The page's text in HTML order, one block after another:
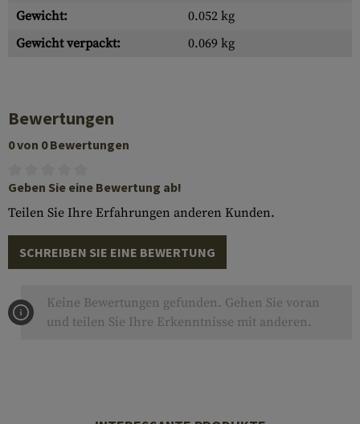
Gewicht:
0.052 kg
Gewicht verpackt:
0.069 kg
Bewertungen
0 von 0 Bewertungen
Geben Sie eine Bewertung ab!
Teilen Sie Ihre Erfahrungen anderen Kunden.
SCHREIBEN SIE EINE BEWERTUNG
Keine Bewertungen gefunden. Gehen Sie voran
und teilen Sie Ihre Erkenntnisse mit anderen.